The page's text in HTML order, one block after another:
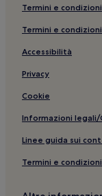
Fermata del tram
Basilica di San
Stazione di
Stazione di Porta
Via San Gregorio
Termini e condizioni
Termini e
Accessibilità
Privacy
Cookie
Informazioni
Linee guida sui
Termini e